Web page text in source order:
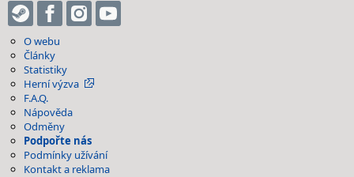
O webu
Články
Statistiky
Herní výzva
F.A.Q.
Nápověda
Odměny
Podpořte nás
Podmínky užívání
Kontakt a reklama